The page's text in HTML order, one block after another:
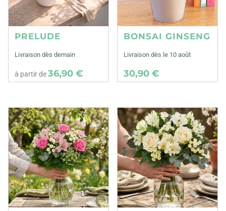
PRELUDE
Livraison dès demain
à partir de36,90 €
BONSAI GINSENG
Livraison dès le 10 août
30,90 €